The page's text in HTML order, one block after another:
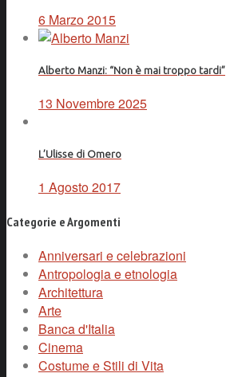
6 Marzo 2015
Alberto Manzi: “Non è mai troppo tardi”
13 Novembre 2025
L’Ulisse di Omero
1 Agosto 2017
Categorie e Argomenti
Anniversari e celebrazioni
Antropologia e etnologia
Architettura
Arte
Banca d'Italia
Cinema
Costume e Stili di Vita